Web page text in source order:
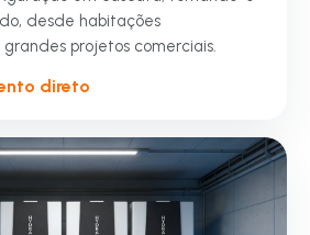
desde habitações
projetos comerciais.
direto